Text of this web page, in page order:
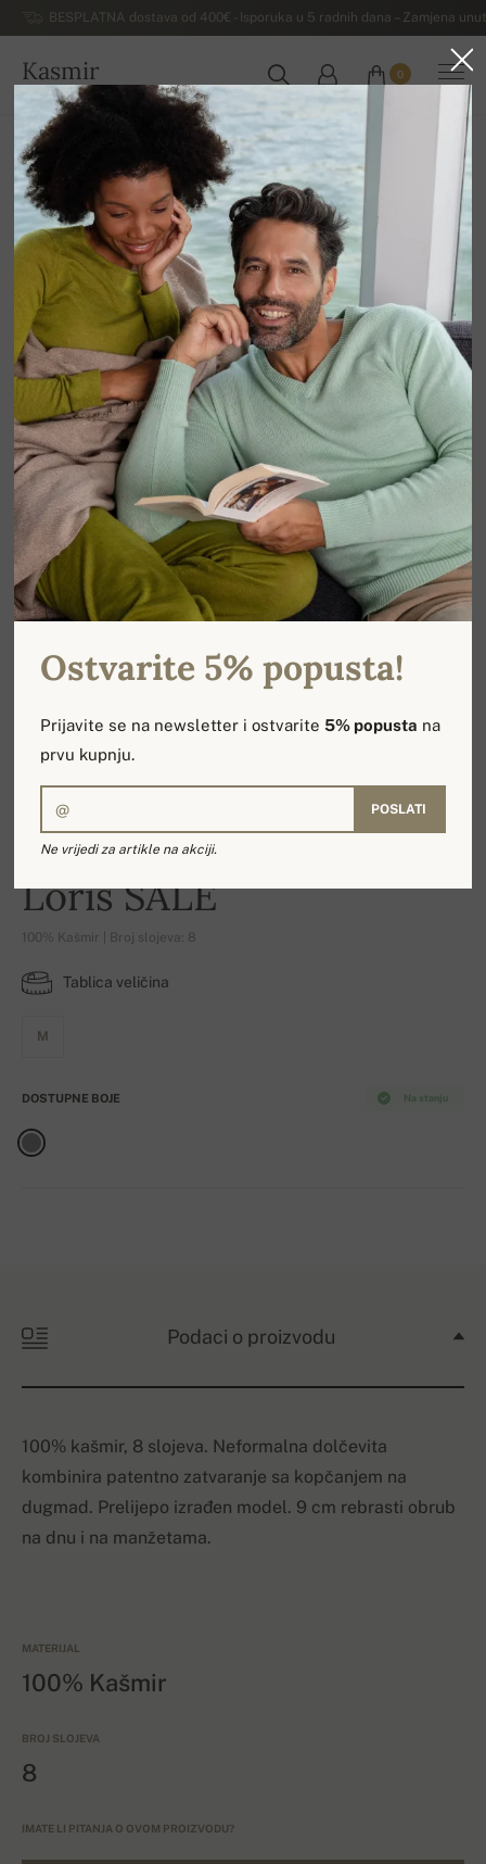
BESPLATNA dostava od 400€ - Isporuka u 5 radnih dana – Zamjena
Kasmir
HRVATSKA
0
Kuća
-16%
Loris SALE
100% Kašmir | Broj slojeva: 8
Tablica veličina
M
Na stanju
DOSTUPNE BOJE
Podaci o proizvodu
100% kašmir, 8 slojeva. Neformalna dolčevita
kombinira patentno zatvaranje sa kopčanjem na
dugmad. Prelijepo izrađen model. 9 cm rebrasti obrub
na dnu i na manžetama.
MATERIJAL
100% Kašmir
BROJ SLOJEVA
8
IMATE LI PITANJA O OVOM PROIZVODU?
Ostvarite 5% popusta!
Prijavite se na newsletter i ostvarite5% popusta na
prvu kupnju.
POSLATI
Ne vrijedi za artikle na akciji.